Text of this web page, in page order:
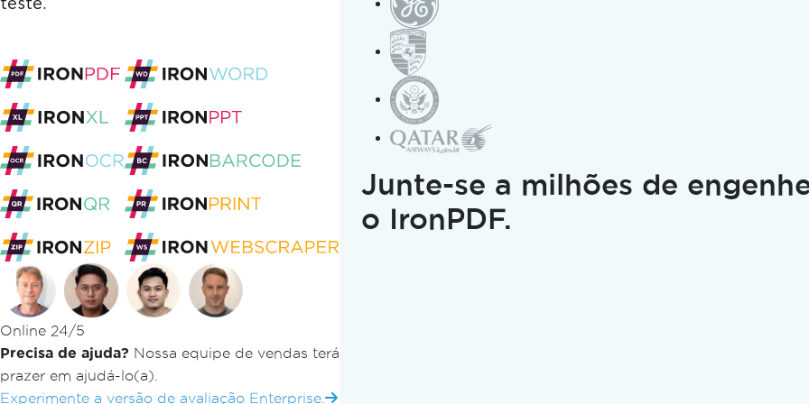
Conversor de JSON para C#
Conversor de HTML para PDF
Conversor de URL para PDF
Conversor de DOCX para PDF
Conversor de EPUB para PDF
Conversor de PPTX para PDF
Conversor de Excel para PDF
Conversor de JPG para PDF
Online 24/5
Precisa de ajuda? Nossa equipe de vendas terá
prazer em ajudá-lo(a).
Experimente a versão de avaliação Enterprise.
Não é necessário cartão de crédito nem criação de conta.